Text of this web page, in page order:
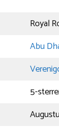
Royal
Abu
5-